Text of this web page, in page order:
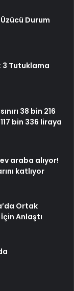
Durum
3 Tutuklama
38 bin 216
bin 336 liraya
araba alıyor!
katlıyor
Ortak
Anlaştı